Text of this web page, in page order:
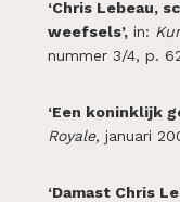
‘Chris Lebeau,
weefsels’, in:
nummer 3/4, p.
‘Een koninklijk
Royale, januari
‘Damast Chris